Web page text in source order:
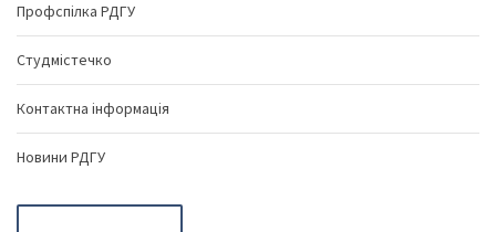
Профспілка РДГУ
Студмістечко
Контактна інформація
Новини РДГУ